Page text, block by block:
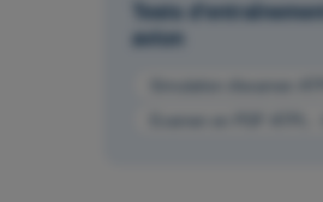
Tests
avion